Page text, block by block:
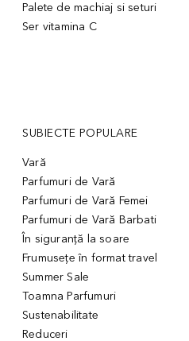
Palete de machiaj si seturi
Ser vitamina C
SUBIECTE POPULARE
Vară
Parfumuri de Vară
Parfumuri de Vară Femei
Parfumuri de Vară Barbati
În siguranță la soare
Frumusețe în format travel
Summer Sale
Toamna Parfumuri
Sustenabilitate
Reduceri